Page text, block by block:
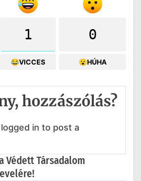
1
😂VICCES
0
😮HÚHA
hozzászólás?
in to post a
Védett Társadalom